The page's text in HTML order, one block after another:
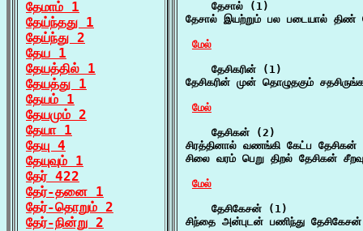
தேமாம் 1
தேய்ந்தது 1
தேய்ந்து 2
தேய 1
தேயத்தில் 1
தேயத்து 1
தேயம் 1
தேயமும் 2
தேயா 1
தேயு 4
தேயுவும் 1
தேர் 422
தேர்-தனை 1
தேர்-தொறும் 2
தேர்-நின்று 2
    தேசால் (1)
தேசால் இயற்றும் பல படையால்
மேல்
    தேசிகரின் (1)
தேசிகரின் முன் தொழுதகும்
மேல்
    தேசிகன் (2)
சிரத்தினால் வணங்கி கேட்ப தேசிகன்
சிலை வரம் பெறு திறல் தேசிகன்
மேல்
    தேசிகேசன் (1)
சிந்தை அன்புடன் பணிந்து